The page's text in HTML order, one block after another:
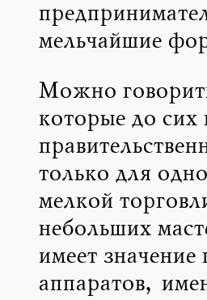
мельчайшие
Можно
которые до сих
только для
мелкой
небольших
имеет значение
аппаратов,